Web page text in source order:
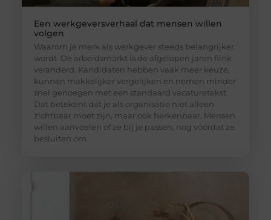
Een werkgeversverhaal dat mensen willen
volgen
Waarom je merk als werkgever steeds belangrijker
wordt De arbeidsmarkt is de afgelopen jaren flink
veranderd. Kandidaten hebben vaak meer keuze,
kunnen makkelijker vergelijken en nemen minder
snel genoegen met een standaard vacaturetekst.
Dat betekent dat je als organisatie niet alleen
zichtbaar moet zijn, maar ook herkenbaar. Mensen
willen aanvoelen of ze bij je passen, nog vóórdat ze
besluiten om